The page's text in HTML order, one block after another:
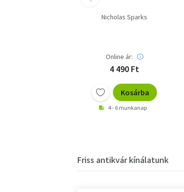
Nicholas Sparks
Online ár:
4 490 Ft
Kosárba
4 - 6 munkanap
Friss antikvár kínálatunk